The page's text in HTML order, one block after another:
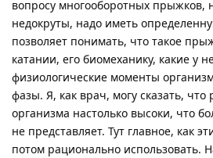
вопросу многооборотных прыжков,
недокруты, надо иметь
позволяет понимать, что такое
катании, его биомеханику, какие у
физиологические моменты
фазы. Я, как врач, могу сказать, что
организма настолько высоки, что
не представляет. Тут главное, как
потом рационально использовать.